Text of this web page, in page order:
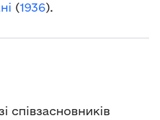
(1936).
співзасновників